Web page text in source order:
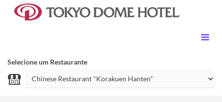
Selecione um Restaurante